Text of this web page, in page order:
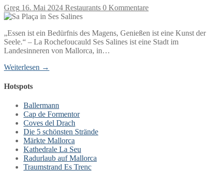
Greg 16. Mai 2024 Restaurants 0 Kommentare
„Essen ist ein Bedürfnis des Magens, Genießen ist eine Kunst der
Seele.“ – La Rochefoucauld Ses Salines ist eine Stadt im
Landesinneren von Mallorca, in…
Weiterlesen →
Hotspots
Ballermann
Cap de Formentor
Coves del Drach
Die 5 schönsten Strände
Märkte Mallorca
Kathedrale La Seu
Radurlaub auf Mallorca
Traumstrand Es Trenc